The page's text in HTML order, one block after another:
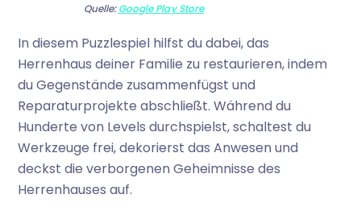
Quelle:Google Play Store
In diesem Puzzlespiel hilfst du dabei, das
Herrenhaus deiner Familie zu restaurieren, indem
du Gegenstände zusammenfügst und
Reparaturprojekte abschließt. Während du
Hunderte von Levels durchspielst, schaltest du
Werkzeuge frei, dekorierst das Anwesen und
deckst die verborgenen Geheimnisse des
Herrenhauses auf.